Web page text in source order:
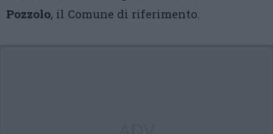
Pozzolo, il Comune di riferimento.